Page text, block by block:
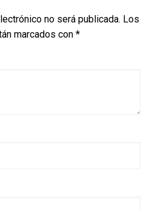
no será publicada. Los
marcados con *